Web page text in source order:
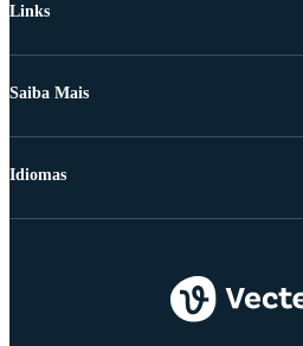
Links
Saiba Mais
Idiomas